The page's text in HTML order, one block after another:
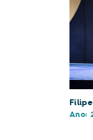
Ano: